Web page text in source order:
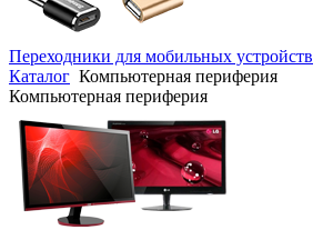
Переходники для мобильных устройств
Каталог Компьютерная периферия
Компьютерная периферия